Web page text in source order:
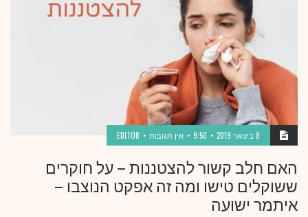
8 בינואר 2019 9:50 אין תגובות EDITOR
האם חלב קשור להצטננות – על חוקרים
ששוקלים טישו ומה זה אפקט הנוצבו –
איתמר ישועה